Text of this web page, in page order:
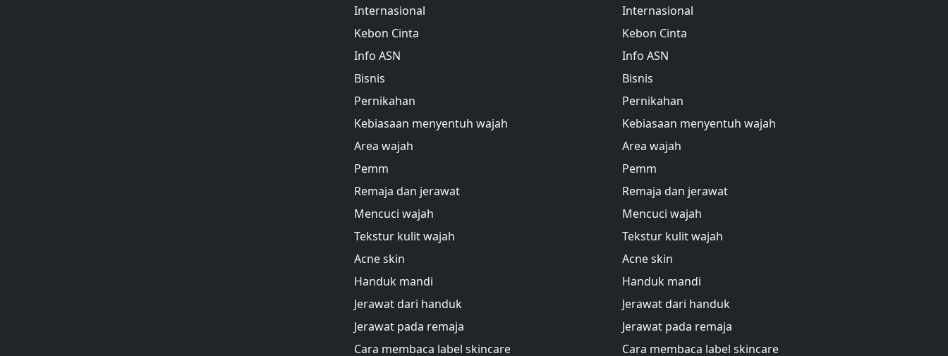
Internasional
Kebon Cinta
Info ASN
Bisnis
Pernikahan
Kebiasaan menyentuh wajah
Area wajah
Pemm
Remaja dan jerawat
Mencuci wajah
Tekstur kulit wajah
Acne skin
Handuk mandi
Jerawat dari handuk
Jerawat pada remaja
Cara membaca label skincare
Internasional
Kebon Cinta
Info ASN
Bisnis
Pernikahan
Kebiasaan menyentuh wajah
Area wajah
Pemm
Remaja dan jerawat
Mencuci wajah
Tekstur kulit wajah
Acne skin
Handuk mandi
Jerawat dari handuk
Jerawat pada remaja
Cara membaca label skincare